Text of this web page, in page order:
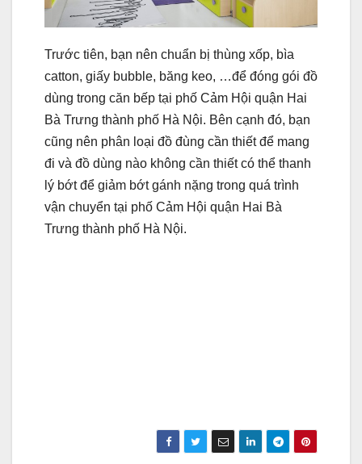
Trước tiên, bạn nên chuẩn bị thùng xốp, bìa
catton, giấy bubble, băng keo, …để đóng gói đồ
dùng trong căn bếp tại phố Cảm Hội quận Hai
Bà Trưng thành phố Hà Nội. Bên cạnh đó, bạn
cũng nên phân loại đồ đùng cần thiết để mang
đi và đồ dùng nào không cần thiết có thể thanh
lý bớt để giảm bớt gánh nặng trong quá trình
vận chuyển tại phố Cảm Hội quận Hai Bà
Trưng thành phố Hà Nội.